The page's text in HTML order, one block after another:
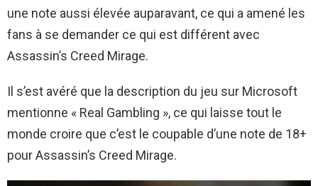
une note aussi élevée auparavant, ce qui a amené les
fans à se demander ce qui est différent avec
Assassin’s Creed Mirage.
Il s’est avéré que la description du jeu sur Microsoft
mentionne « Real Gambling », ce qui laisse tout le
monde croire que c’est le coupable d’une note de 18+
pour Assassin’s Creed Mirage.